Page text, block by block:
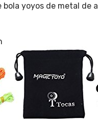
bola yoyos de metal de